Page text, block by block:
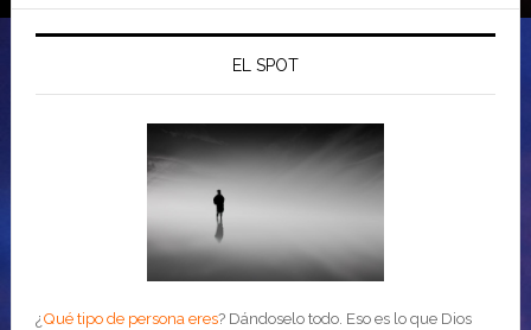
EL SPOT
¿Qué tipo de persona eres? Dándoselo todo. Eso es lo que Dios